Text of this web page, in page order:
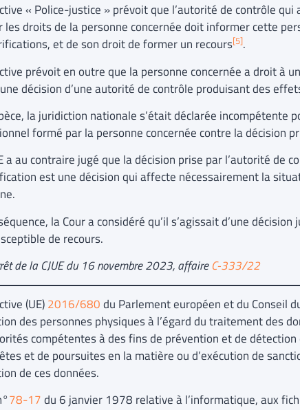
« Police-justice » prévoit que l’autorité de contrôle
les droits de la personne concernée doit informer cette
et de son droit de former un recours[5].
prévoit en outre que la personne concernée a droit à
décision d’une autorité de contrôle produisant des
la juridiction nationale s’était déclarée incompétente
formé par la personne concernée contre la décision
a au contraire jugé que la décision prise par l’autorité de
est une décision qui affecte nécessairement la
la Cour a considéré qu’il s’agissait d’une
de recours.
de la CJUE du 16 novembre 2023, affaireC-333/22
(UE)2016/680du Parlement européen et du Conseil
des personnes physiques à l’égard du traitement des
compétentes à des fins de prévention et de
et de poursuites en la matière ou d’exécution de
de ces données.
78-17du 6 janvier 1978 relative à l’informatique, aux